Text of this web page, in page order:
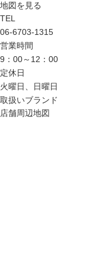
地図を見る
TEL
06-6703-1315
営業時間
9：00～12：00
定休日
火曜日、日曜日
取扱いブランド
店舗周辺地図